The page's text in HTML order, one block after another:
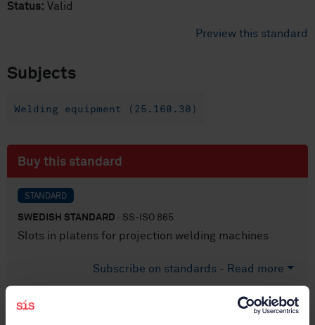
Status: Valid
Preview this standard
Subjects
Welding equipment (25.160.30)
Buy this standard
STANDARD
SWEDISH STANDARD · SS-ISO 865
Slots in platens for projection welding machines
Subscribe on standards - Read more
Price:687 SEK